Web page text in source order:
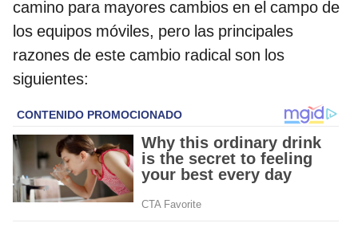
camino para mayores cambios en el campo de
los equipos móviles, pero las principales
razones de este cambio radical son los
siguientes: